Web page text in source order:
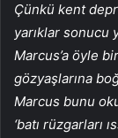
Çünkü kent
yarıklar
Marcus’a öyle
gözyaşlarına
Marcus bunu
‘batı rüzgarları